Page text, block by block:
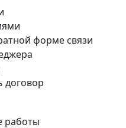
форме связи
договор